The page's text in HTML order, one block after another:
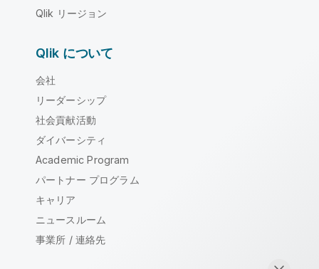
Qlik リージョン
Qlik について
会社
リーダーシップ
社会貢献活動
ダイバーシティ
Academic Program
パートナー プログラム
キャリア
ニュースルーム
事業所 / 連絡先